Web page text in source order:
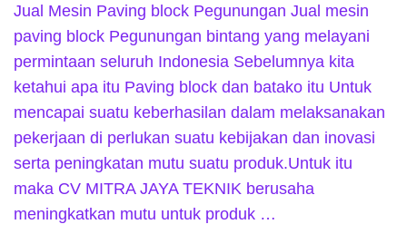
Jual Mesin Paving block Pegunungan Jual mesin
paving block Pegunungan bintang yang melayani
permintaan seluruh Indonesia Sebelumnya kita
ketahui apa itu Paving block dan batako itu Untuk
mencapai suatu keberhasilan dalam melaksanakan
pekerjaan di perlukan suatu kebijakan dan inovasi
serta peningkatan mutu suatu produk.Untuk itu
maka CV MITRA JAYA TEKNIK berusaha
meningkatkan mutu untuk produk …